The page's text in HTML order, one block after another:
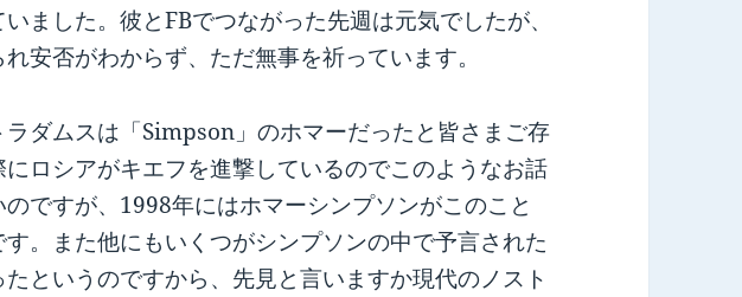
ました。彼とFBでつながった先週は元気でしたが、
安否がわからず、ただ無事を祈っています。
ダムスは「Simpson」のホマーだったと皆さまご存
ロシアがキエフを進撃しているのでこのようなお話
ですが、1998年にはホマーシンプソンがこのこと
。また他にもいくつがシンプソンの中で予言された
というのですから、先見と言いますか現代のノスト